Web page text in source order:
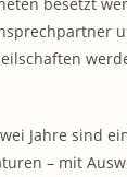
Jahre sind
– mit